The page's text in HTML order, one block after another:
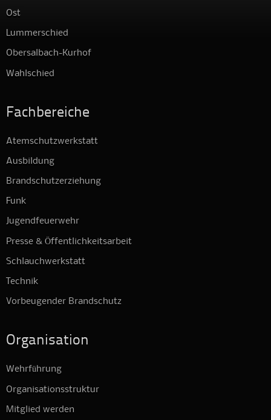
Ost
Lummerschied
Obersalbach-Kurhof
Wahlschied
Fachbereiche
Atemschutzwerkstatt
Ausbildung
Brandschutzerziehung
Funk
Jugendfeuerwehr
Presse & Öffentlichkeitsarbeit
Schlauchwerkstatt
Technik
Vorbeugender Brandschutz
Organisation
Wehrführung
Organisationsstruktur
Mitglied werden